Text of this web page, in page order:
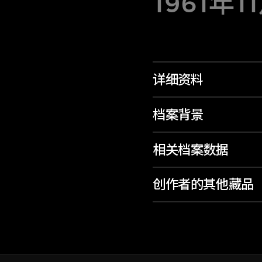
详细资料
档案背景
相关档案数据
创作者的其他藏品